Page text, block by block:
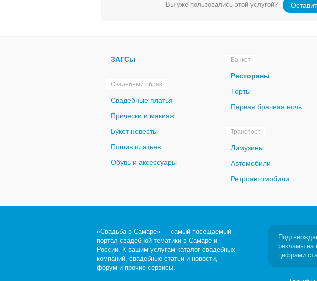
Вы уже пользовались этой услугой?
ЗАГСы
Свадебный образ
Свадебные платья
Прически и макияж
Букет невесты
Пошив платьев
Обувь и аксессуары
Банкет
Рестораны
Торты
Первая брачная ночь
Транспорт
Лимузины
Автомобили
Ретроавтомобили
«Свадьба в Самаре» — самый посещаемый
портал свадебной тематики в Самаре и
России. К вашим услугам каталог свадебных
компаний, свадебные статьи и новости,
форум и прочие сервисы.
рекламы на
цифрами